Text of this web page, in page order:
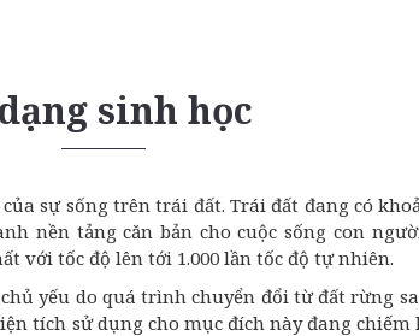
sinh học
sự sống trên trái đất. Trái đất đang có
nền tảng căn bản cho cuộc sống con
với tốc độ lên tới 1.000 lần tốc độ tự nhiên.
yếu do quá trình chuyển đổi từ đất rừng
tích sử dụng cho mục đích này đang chiếm